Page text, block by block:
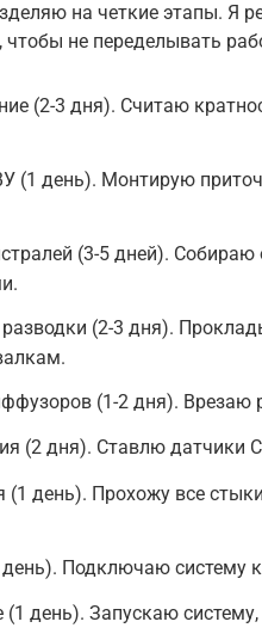
на четкие этапы. Я
чтобы не переделывать
(2-3 дня). Считаю
(1 день). Монтирую
(3-5 дней).
(2-3 дня).
(1-2 дня).
(2 дня). Ставлю датчики
(1 день). Прохожу все
Подключаю систему
(1 день). Запускаю